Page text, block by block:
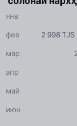
янв
2 998 TJS
фев
мар
апр
май
июн